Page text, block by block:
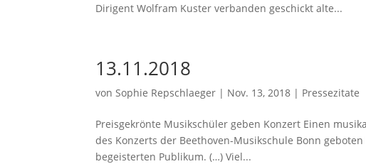
Dirigent Wolfram Kuster verbanden geschickt alte...
13.11.2018
vonSophie Repschlaeger | Nov. 13, 2018 | Pressezitate
Preisgekrönte Musikschüler geben Konzert Einen
des Konzerts der Beethoven-Musikschule Bonn
begeisterten Publikum. (…) Viel...